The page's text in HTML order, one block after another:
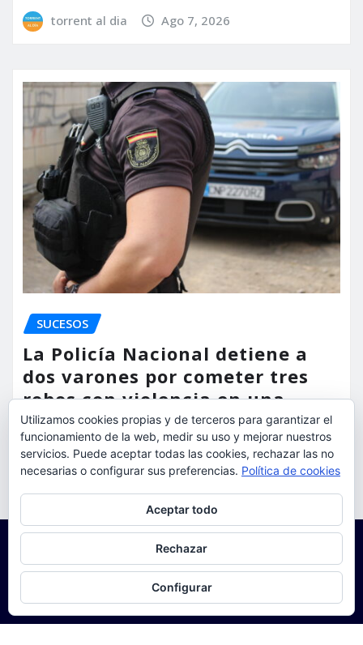
torrent al dia Ago 7, 2026
SUCESOS
La Policía Nacional detiene a
dos varones por cometer tres
robos con violencia en una
misma mañana
torrent al dia Ago 7, 2026
Utilizamos cookies propias y de terceros para garantizar el
funcionamiento de la web, medir su uso y mejorar nuestros
servicios. Puede aceptar todas las cookies, rechazar las no
necesarias o configurar sus preferencias. Política de cookies
Aceptar todo
Rechazar
Configurar
Para obtener más información, incluido cómo gestionar las cookies,